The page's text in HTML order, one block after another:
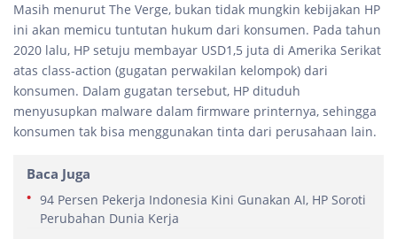
Masih menurut The Verge, bukan tidak mungkin kebijakan HP
ini akan memicu tuntutan hukum dari konsumen. Pada tahun
2020 lalu, HP setuju membayar USD1,5 juta di Amerika Serikat
atas class-action (gugatan perwakilan kelompok) dari
konsumen. Dalam gugatan tersebut, HP dituduh
menyusupkan malware dalam firmware printernya, sehingga
konsumen tak bisa menggunakan tinta dari perusahaan lain.
Baca Juga
94 Persen Pekerja Indonesia Kini Gunakan AI, HP Soroti
Perubahan Dunia Kerja